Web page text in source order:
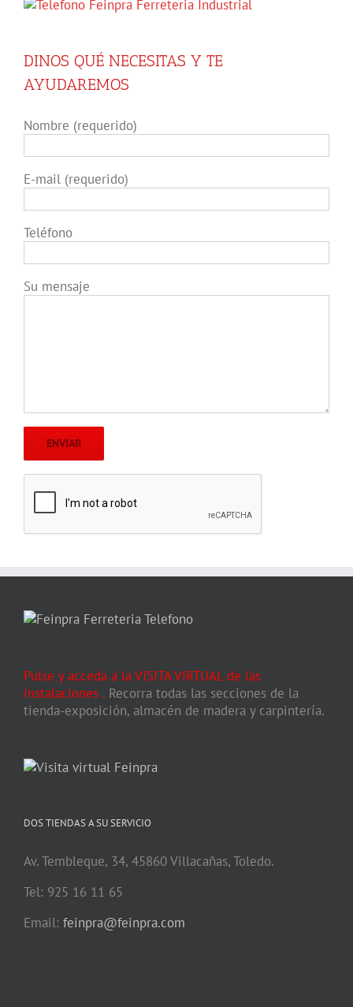
DINOS QUÉ NECESITAS Y TE
AYUDAREMOS
Nombre (requerido)
E-mail (requerido)
Teléfono
Su mensaje
Pulse y acceda a la VISITA VIRTUAL de las
instalaciones . Recorra todas las secciones de la
tienda-exposición, almacén de madera y carpintería.
DOS TIENDAS A SU SERVICIO
Av. Tembleque, 34, 45860 Villacañas, Toledo.
Tel: 925 16 11 65
Email: feinpra@feinpra.com